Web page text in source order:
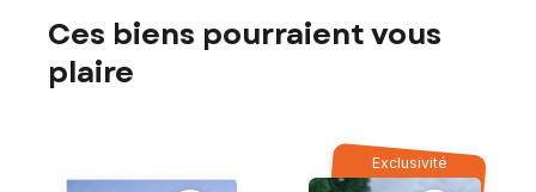
Ces biens pourraient vous
plaire
Exclusivité